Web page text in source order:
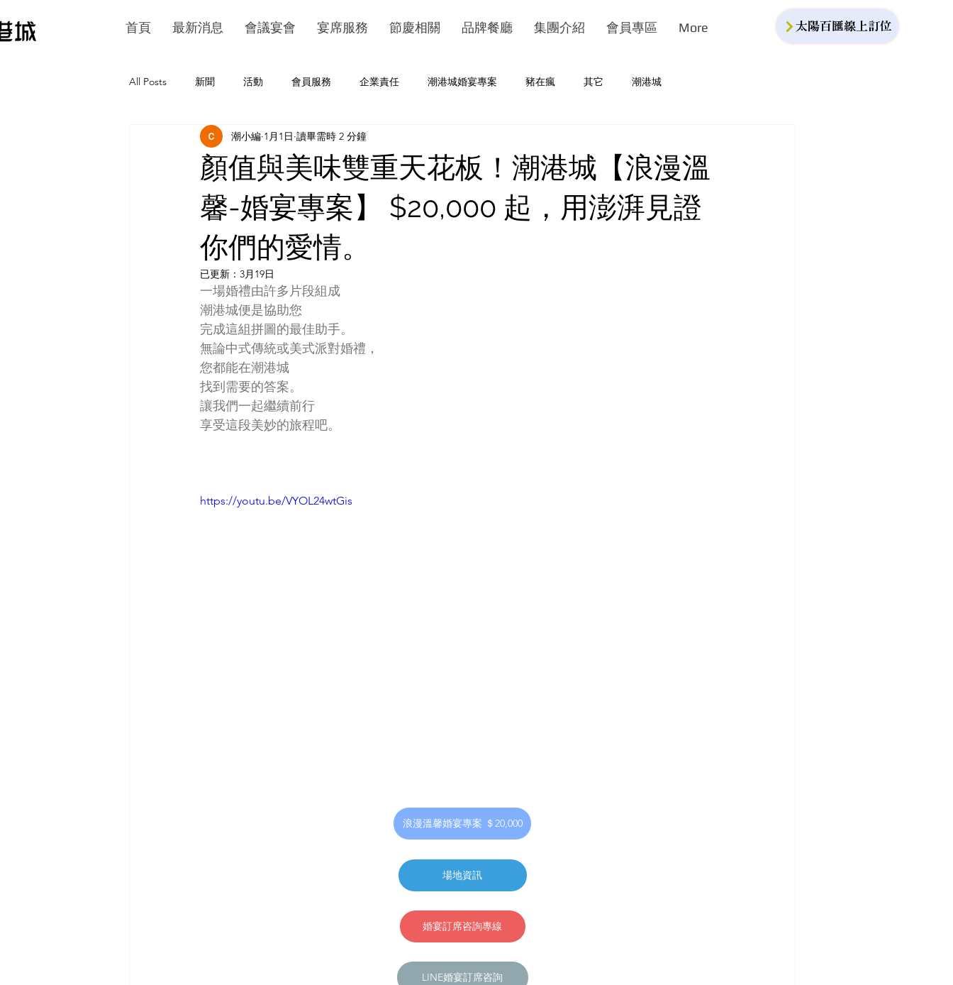
首頁 最新消息 會議宴會 宴席服務 節慶相關 品牌餐廳 集團介紹 會員專區 More 太陽百匯線上訂位
All Posts 新聞 活動 會員服務 企業責任 潮港城婚宴專案 豬在瘋 其它 潮港城
顏值與美味雙重天花板！潮港城【浪漫溫
馨-婚宴專案】 $20,000 起，用澎湃見證
你們的愛情。
潮小編 1月1日 讀畢需時 2 分鐘
已更新： 3月19日
一場婚禮由許多片段組成
潮港城便是協助您
完成這組拼圖的最佳助手。
無論中式傳統或美式派對婚禮，
您都能在潮港城
找到需要的答案。
讓我們一起繼續前行
享受這段美妙的旅程吧。
https://youtu.be/VYOL24wtGis
浪漫溫馨婚宴專案 ＄20,000
場地資訊
婚宴訂席咨詢專線
LINE婚宴訂席咨詢